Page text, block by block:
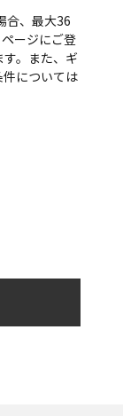
合、最大36
ージにご登
。また、ギ
については